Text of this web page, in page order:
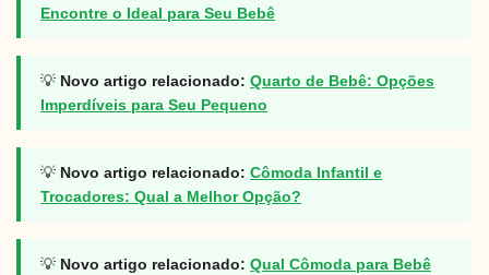
Encontre o Ideal para Seu Bebê
💡 Novo artigo relacionado: Quarto de Bebê: Opções
Imperdíveis para Seu Pequeno
💡 Novo artigo relacionado: Cômoda Infantil e
Trocadores: Qual a Melhor Opção?
💡 Novo artigo relacionado: Qual Cômoda para Bebê